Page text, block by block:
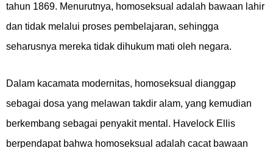
tahun 1869. Menurutnya, homoseksual adalah bawaan lahir
dan tidak melalui proses pembelajaran, sehingga
seharusnya mereka tidak dihukum mati oleh negara.
Dalam kacamata modernitas, homoseksual dianggap
sebagai dosa yang melawan takdir alam, yang kemudian
berkembang sebagai penyakit mental. Havelock Ellis
berpendapat bahwa homoseksual adalah cacat bawaan